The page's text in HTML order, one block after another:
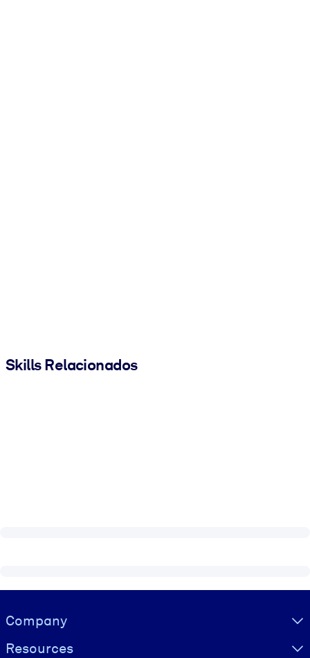
Skills Relacionados
Visually hidden Text
Company
Resources